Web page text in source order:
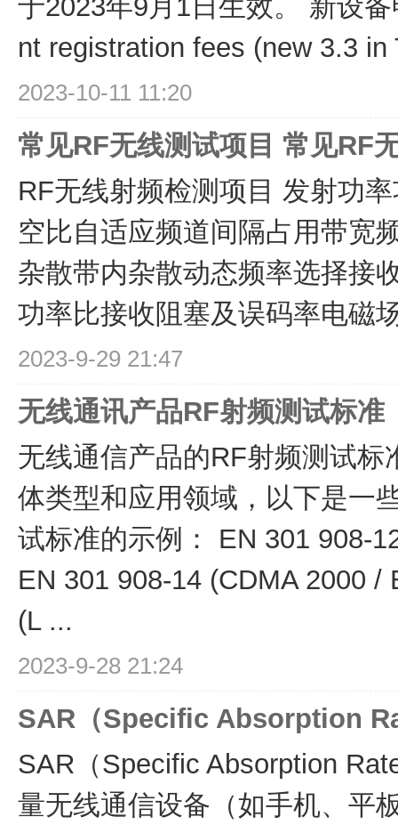
于2023年9月1日生效。 新设
nt registration fees (new 3.3
2023-10-11 11:20
常见RF无线测试项目 常见RF
RF无线射频检测项目 发射功
空比自适应频道间隔占用带宽
杂散带内杂散动态频率选择接
功率比接收阻塞及误码率电磁
2023-9-29 21:47
无线通讯产品RF射频测试标准
无线通信产品的RF射频测试标
体类型和应用领域，以下是一
试标准的示例： EN 301 908-
EN 301 908-14 (CDMA 2000 /
(L ...
2023-9-28 21:24
SAR（Specific Absorption
SAR（Specific Absorption
量无线通信设备（如手机、平